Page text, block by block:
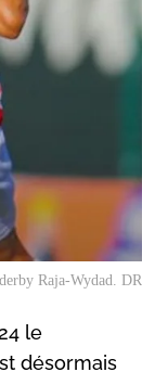
Raja-Wydad. DR
le
désormais